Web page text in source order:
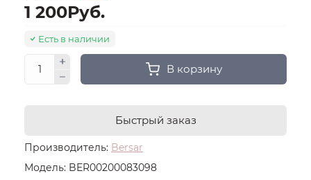
Производитель: Bersar
Модель: BER00200083098
1 200Руб.
Есть в наличии
В корзину
Быстрый заказ